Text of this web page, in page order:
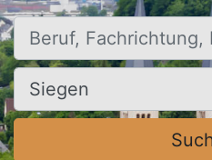
Beruf, Fachrichtung, Firma
Ort, Stadt